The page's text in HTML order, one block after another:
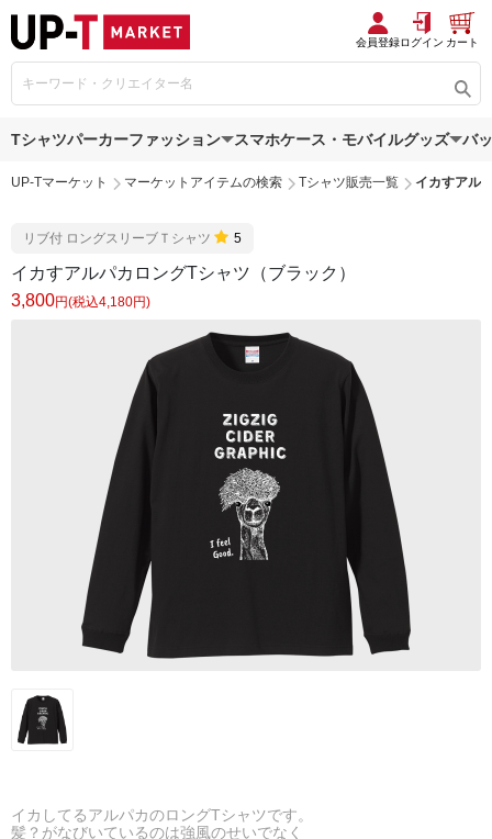
会員登録ログイン カート
Tシャツパーカーファッション スマホケース・モバイルグッズ バ
UP-Tマーケット マーケットアイテムの検索 Tシャツ販売一覧 イカすアル
リブ付 ロングスリーブＴシャツ 5
イカすアルパカロングTシャツ（ブラック）
3,800円(税込4,180円)
イカしてるアルパカのロングTシャツです。
髪？がなびいているのは強風のせいでなく